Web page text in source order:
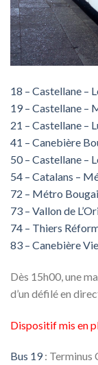
18 – Castellane –
19 – Castellane –
21 – Castellane –
41 – Canebière
50 – Castellane –
54 – Catalans –
72 – Métro
73 – Vallon de
74 – Thiers
83 – Canebière
Dès 15h00, une
d’un défilé en
Dispositif mis en
Bus 19: Terminus